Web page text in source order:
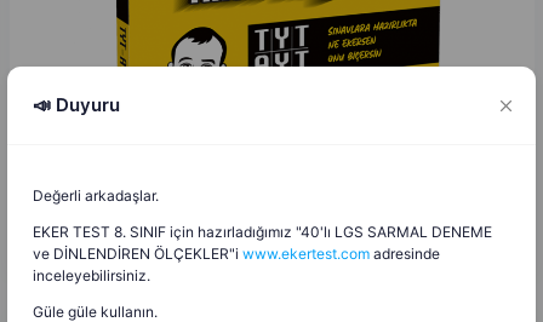
📣 Duyuru
Değerli arkadaşlar.
EKER TEST 8. SINIF için hazırladığımız "40'lı LGS SARMAL DENEME
ve DİNLENDİREN ÖLÇEKLER"i www.ekertest.com adresinde
inceleyebilirsiniz.
Güle güle kullanın.